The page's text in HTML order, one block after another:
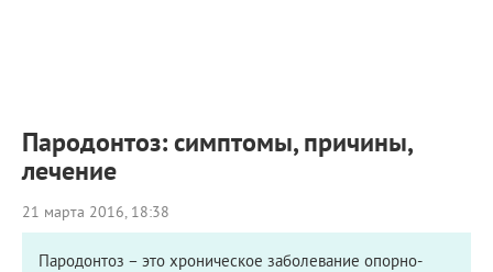
Пародонтоз: симптомы, причины,
лечение
21 марта 2016, 18:38
Пародонтоз – это хроническое заболевание опорно-